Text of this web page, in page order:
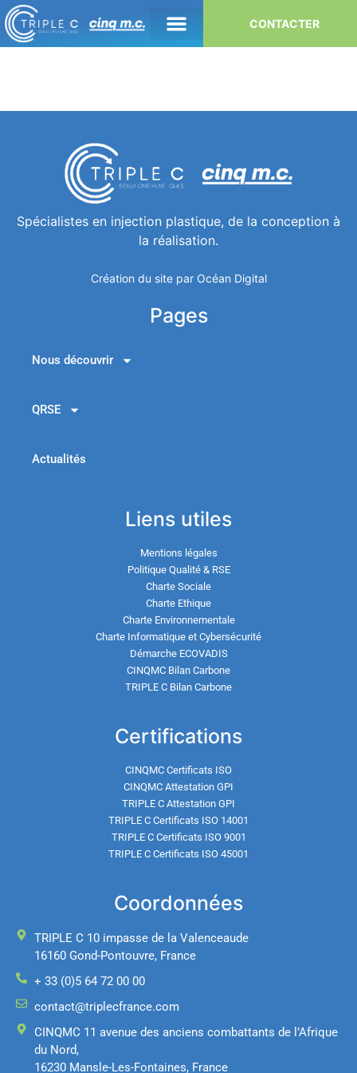
CONTACTER
Spécialistes en injection plastique, de la conception à
la réalisation.
Création du site par Océan Digital
Pages
Nous découvrir
QRSE
Actualités
Liens utiles
Mentions légales
Politique Qualité & RSE
Charte Sociale
Charte Ethique
Charte Environnementale
Charte Informatique et Cybersécurité
Démarche ECOVADIS
CINQMC Bilan Carbone
TRIPLE C Bilan Carbone
Certifications
CINQMC Certificats ISO
CINQMC Attestation GPI
TRIPLE C Attestation GPI
TRIPLE C Certificats ISO 14001
TRIPLE C Certificats ISO 9001
TRIPLE C Certificats ISO 45001
Coordonnées
TRIPLE C 10 impasse de la Valenceaude
16160 Gond-Pontouvre, France
+ 33 (0)5 64 72 00 00
contact@triplecfrance.com
CINQMC 11 avenue des anciens combattants de l’Afrique
du Nord,
16230 Mansle-Les-Fontaines, France